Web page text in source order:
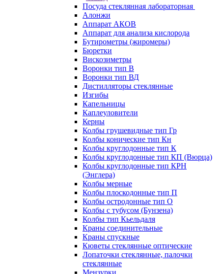
Посуда стеклянная лабораторная
Алонжи
Аппарат АКОВ
Аппарат для анализа кислорода
Бутирометры (жиромеры)
Бюретки
Вискозиметры
Воронки тип В
Воронки тип ВД
Дистилляторы стеклянные
Изгибы
Капельницы
Каплеуловители
Керны
Колбы грушевидные тип Гр
Колбы конические тип Кн
Колбы круглодонные тип К
Колбы круглодонные тип КП (Вюрца)
Колбы круглодонные тип КРН
(Энглера)
Колбы мерные
Колбы плоскодонные тип П
Колбы остродонные тип О
Колбы с тубусом (Бунзена)
Колбы тип Кьельдаля
Краны соединительные
Краны спускные
Кюветы стеклянные оптические
Лопаточки стеклянные, палочки
стеклянные
Мензурки